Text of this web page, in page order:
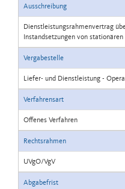
Ausschreibung
Dienstleistungsrahmenvertrag
Instandsetzungen von stationären
Vergabestelle
Liefer- und Dienstleistung -
Verfahrensart
Offenes Verfahren
Rechtsrahmen
UVgO/VgV
Abgabefrist